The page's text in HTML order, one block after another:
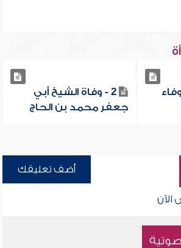
2 - وفاة الشيخ أبي
جعفر محمد بن الحاج
أضف تعليقك
الآن